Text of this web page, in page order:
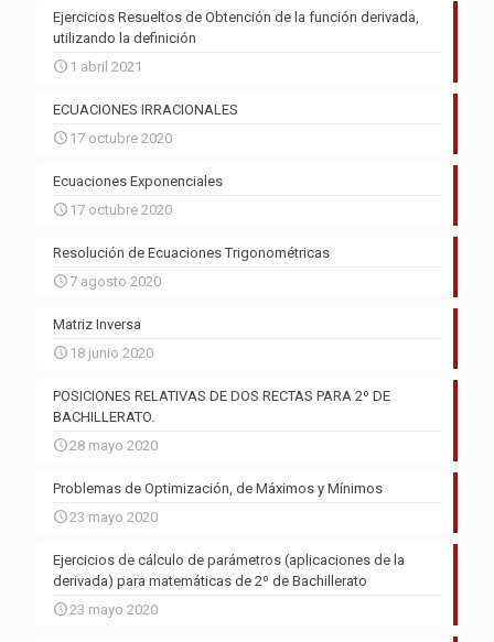
Ejercicios Resueltos de Obtención de la función derivada,
utilizando la definición
1 abril 2021
ECUACIONES IRRACIONALES
17 octubre 2020
Ecuaciones Exponenciales
17 octubre 2020
Resolución de Ecuaciones Trigonométricas
7 agosto 2020
Matriz Inversa
18 junio 2020
POSICIONES RELATIVAS DE DOS RECTAS PARA 2º DE
BACHILLERATO.
28 mayo 2020
Problemas de Optimización, de Máximos y Mínimos
23 mayo 2020
Ejercicios de cálculo de parámetros (aplicaciones de la
derivada) para matemáticas de 2º de Bachillerato
23 mayo 2020